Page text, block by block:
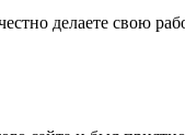
делаете свою